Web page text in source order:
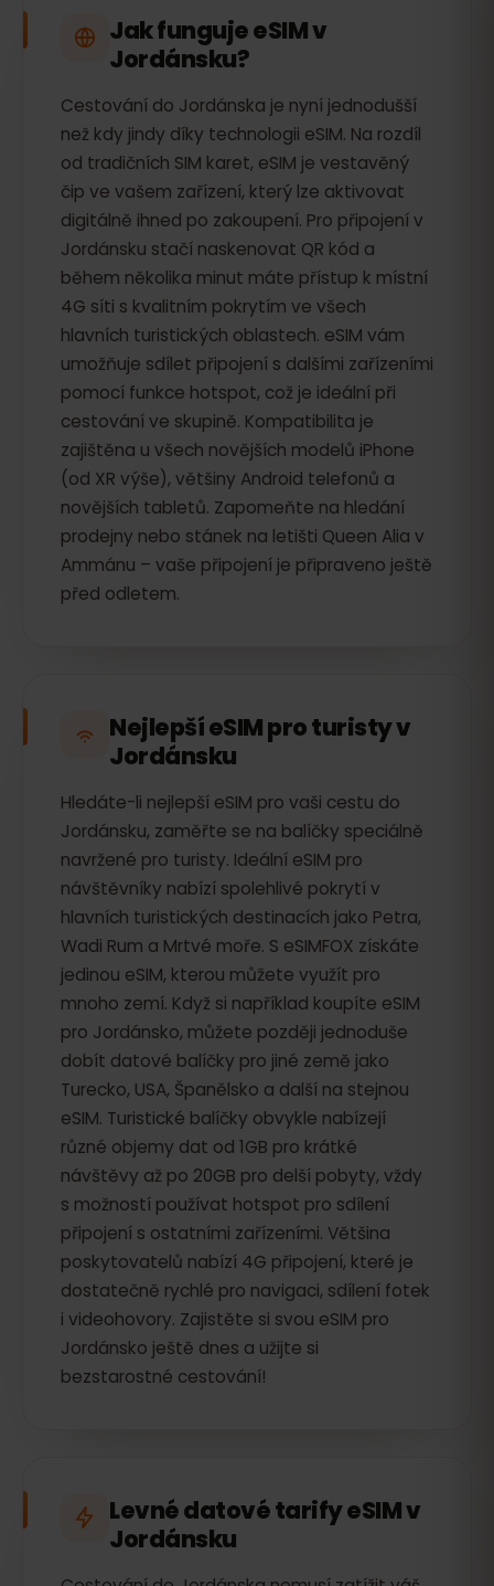
Jak funguje eSIM v
Jordánsku?
Cestování do Jordánska je nyní jednodušší
než kdy jindy díky technologii eSIM. Na rozdíl
od tradičních SIM karet, eSIM je vestavěný
čip ve vašem zařízení, který lze aktivovat
digitálně ihned po zakoupení. Pro připojení v
Jordánsku stačí naskenovat QR kód a
během několika minut máte přístup k místní
4G síti s kvalitním pokrytím ve všech
hlavních turistických oblastech. eSIM vám
umožňuje sdílet připojení s dalšími zařízeními
pomocí funkce hotspot, což je ideální při
cestování ve skupině. Kompatibilita je
zajištěna u všech novějších modelů iPhone
(od XR výše), většiny Android telefonů a
novějších tabletů. Zapomeňte na hledání
prodejny nebo stánek na letišti Queen Alia v
Ammánu – vaše připojení je připraveno ještě
před odletem.
Nejlepší eSIM pro turisty v
Jordánsku
Hledáte-li nejlepší eSIM pro vaši cestu do
Jordánsku, zaměřte se na balíčky speciálně
navržené pro turisty. Ideální eSIM pro
návštěvníky nabízí spolehlivé pokrytí v
hlavních turistických destinacích jako Petra,
Wadi Rum a Mrtvé moře. S eSIMFOX získáte
jedinou eSIM, kterou můžete využít pro
mnoho zemí. Když si například koupíte eSIM
pro Jordánsko, můžete později jednoduše
dobít datové balíčky pro jiné země jako
Turecko, USA, Španělsko a další na stejnou
eSIM. Turistické balíčky obvykle nabízejí
různé objemy dat od 1GB pro krátké
návštěvy až po 20GB pro delší pobyty, vždy
s možností používat hotspot pro sdílení
připojení s ostatními zařízeními. Většina
poskytovatelů nabízí 4G připojení, které je
dostatečně rychlé pro navigaci, sdílení fotek
i videohovory. Zajistěte si svou eSIM pro
Jordánsko ještě dnes a užijte si
bezstarostné cestování!
Levné datové tarify eSIM v
Jordánsku